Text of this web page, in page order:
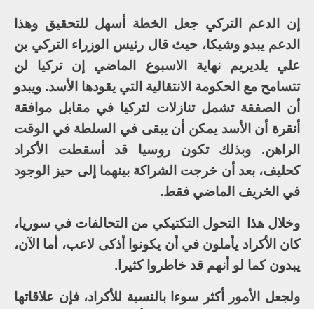
إن الدعم التركي جعل الخطة أسهل للتحقيق وهذا
الدعم يبدو وشيكا، حيث قال رئيس الوزراء التركي بن
علي يلديريم نهاية الاسبوع الماضي إن تركيا لن
تتسامح مع الحكومة الانتقالية التي يقودها الأسد. ويبدو
أن الصفقة تشمل تنازلات لتركيا في مقابل موافقة
أنقرة أن الأسد يمكن أن يبقى في السلطة في الوقت
الراهن. وبذلك تكون روسيا قد أسقطت الأكراد
كحليف، بعد أن خرجت الشراكة بينهما إلى حيز الوجود
في الخريف الماضي فقط.
وخلال هذا التحول التكتيكي من التحالفات في سوريا،
كان الأكراد يأملون في أن يكونوا أذكى لاعب، أما الآن،
يبدون كما لو أنهم قد خاطروا كثيرا.
ولجعل الأمور أكثر سوءا بالنسبة للأكراد، فإن علاقاتها